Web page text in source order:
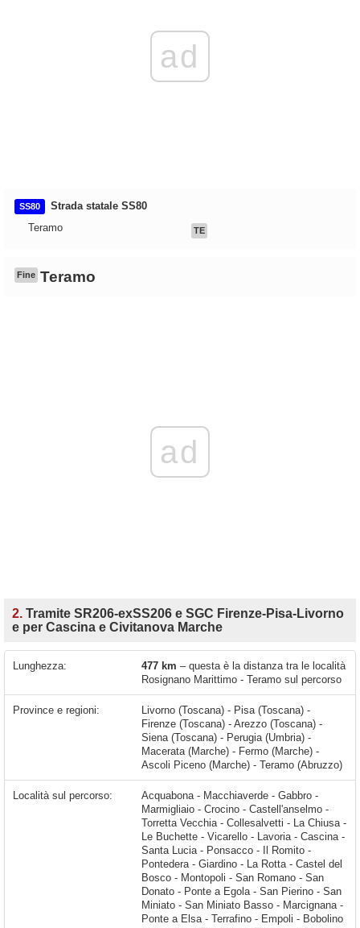
ad
SS80
Strada statale SS80
Teramo
TE
Fine Teramo
ad
2. Tramite SR206-exSS206 e SGC Firenze-Pisa-Livorno
e per Cascina e Civitanova Marche
Lunghezza: 477 km – questa è la distanza tra le località
Rosignano Marittimo - Teramo sul percorso
Province e regioni:
Livorno (Toscana) - Pisa (Toscana) -
Firenze (Toscana) - Arezzo (Toscana) -
Siena (Toscana) - Perugia (Umbria) -
Macerata (Marche) - Fermo (Marche) -
Ascoli Piceno (Marche) - Teramo (Abruzzo)
Località sul percorso: Acquabona - Macchiaverde - Gabbro - Marmigliaio - Crocino - Castell'anselmo - Torretta Vecchia - Collesalvetti - La Chiusa - Le Buchette - Vicarello - Lavoria - Cascina - Santa Lucia - Ponsacco - Il Romito - Pontedera - Giardino - La Rotta - Castel del Bosco - Montopoli - San Romano - San Donato - Ponte a Egola - San Pierino - San Miniato - San Miniato Basso - Marcignana - Ponte a Elsa - Terrafino - Empoli - Bobolino - Montelupo Fiorentino - Turbone - Ginestra Fiorentina - Lastra a Signa - Scandicci - Firenze